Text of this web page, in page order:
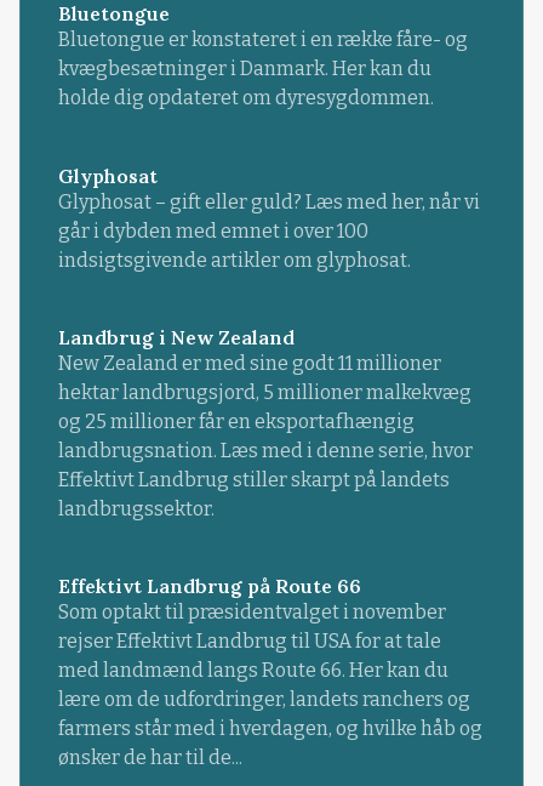
Bluetongue
Bluetongue er konstateret i en række fåre- og
kvægbesætninger i Danmark. Her kan du
holde dig opdateret om dyresygdommen.
Glyphosat
Glyphosat – gift eller guld? Læs med her, når vi
går i dybden med emnet i over 100
indsigtsgivende artikler om glyphosat.
Landbrug i New Zealand
New Zealand er med sine godt 11 millioner
hektar landbrugsjord, 5 millioner malkekvæg
og 25 millioner får en eksportafhængig
landbrugsnation. Læs med i denne serie, hvor
Effektivt Landbrug stiller skarpt på landets
landbrugssektor.
Effektivt Landbrug på Route 66
Som optakt til præsidentvalget i november
rejser Effektivt Landbrug til USA for at tale
med landmænd langs Route 66. Her kan du
lære om de udfordringer, landets ranchers og
farmers står med i hverdagen, og hvilke håb og
ønsker de har til de...